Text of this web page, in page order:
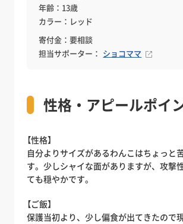
年齢：13歳
カラー：レッド
寄付金：要相談
担当サポーター： ショコママ
性格・アピールポイ
【性格】
自分よりサイズがあるわんこはちょっと
す。少しシャイな面がありますが、攻撃
ても穏やかです。
【ご飯】
保護当初より、少し偏食が出てきたので